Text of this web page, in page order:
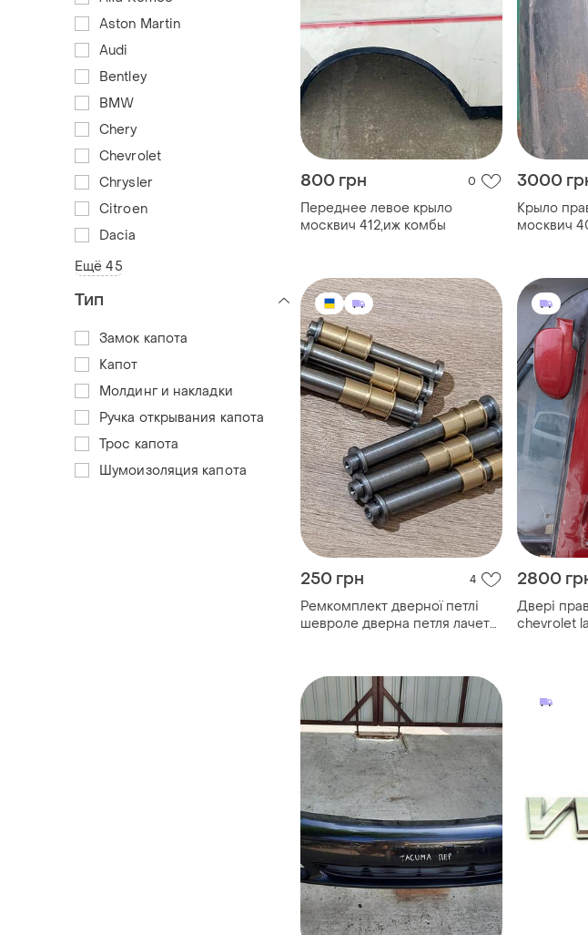
800 грн 0
Переднее левое крыло
москвич 412,иж комбы
3000
Крыло
москвич
250 грн 4
Ремкомплект дверної петлі
шевроле дверна петля лачетті
2800
Двері
chevrolet
Aston Martin
Audi
Bentley
BMW
Chery
Chevrolet
Chrysler
Citroen
Dacia
Ещё 45
Тип
Замок капота
Капот
Молдинг и накладки
Ручка открывания капота
Трос капота
Шумоизоляция капота